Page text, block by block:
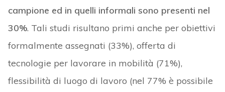
campione ed in quelli informali sono presenti nel
30%. Tali studi risultano primi anche per obiettivi
formalmente assegnati (33%), offerta di
tecnologie per lavorare in mobilità (71%),
flessibilità di luogo di lavoro (nel 77% è possibile